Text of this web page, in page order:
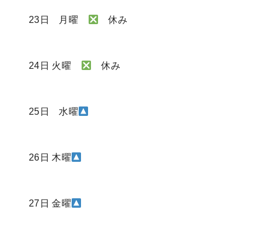
23日 月曜 休み
24日 火曜 休み
25日 水曜
26日 木曜
27日 金曜